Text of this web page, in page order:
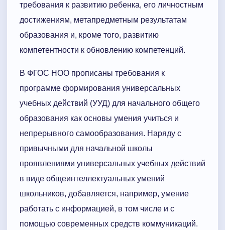
требования к развитию ребенка, его личностным
достижениям, метапредметным результатам
образования и, кроме того, развитию
компетентности к обновлению компетенций.
В ФГОС НОО прописаны требования к
программе формирования универсальных
учебных действий (УУД) для начального общего
образования как основы умения учиться и
непрерывного самообразования. Наряду с
привычными для начальной школы
проявлениями универсальных учебных действий
в виде общеинтеллектуальных умений
школьников, добавляется, например, умение
работать с информацией, в том числе и с
помощью современных средств коммуникаций.